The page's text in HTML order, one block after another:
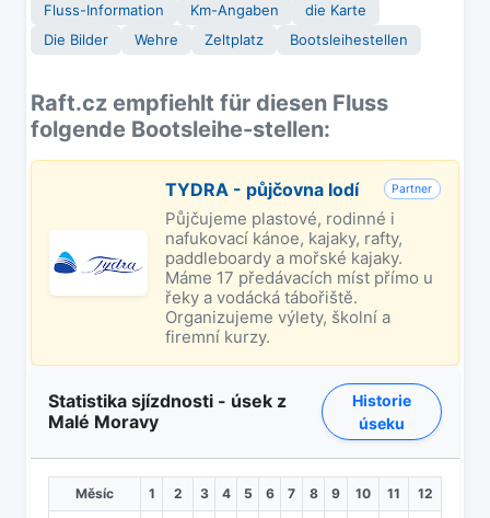
Fluss-Information Km-Angaben
die Karte
Die Bilder
Wehre Zeltplatz Bootsleihestellen
Raft.cz empfiehlt für diesen Fluss
folgende Bootsleihe-stellen:
TYDRA - půjčovna lodí Partner
Půjčujeme plastové, rodinné i
nafukovací kánoe, kajaky, rafty,
paddleboardy a mořské kajaky.
Máme 17 předávacích míst přímo u
řeky a vodácká tábořiště.
Organizujeme výlety, školní a
firemní kurzy.
Statistika sjízdnosti - úsek z
Malé Moravy
Historie
úseku
Měsíc 1 2 3 4 5 6 7 8 9 10 11 12